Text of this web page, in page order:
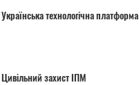
Українська технологічна платформа
Цивільний захист ІПМ